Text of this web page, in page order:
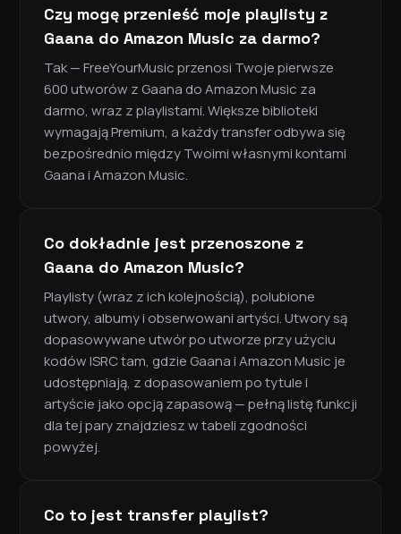
Czy mogę przenieść moje playlisty z
Gaana do Amazon Music za darmo?
Tak — FreeYourMusic przenosi Twoje pierwsze
600 utworów z Gaana do Amazon Music za
darmo, wraz z playlistami. Większe biblioteki
wymagają Premium, a każdy transfer odbywa się
bezpośrednio między Twoimi własnymi kontami
Gaana i Amazon Music.
Co dokładnie jest przenoszone z
Gaana do Amazon Music?
Playlisty (wraz z ich kolejnością), polubione
utwory, albumy i obserwowani artyści. Utwory są
dopasowywane utwór po utworze przy użyciu
kodów ISRC tam, gdzie Gaana i Amazon Music je
udostępniają, z dopasowaniem po tytule i
artyście jako opcją zapasową — pełną listę funkcji
dla tej pary znajdziesz w tabeli zgodności
powyżej.
Co to jest transfer playlist?